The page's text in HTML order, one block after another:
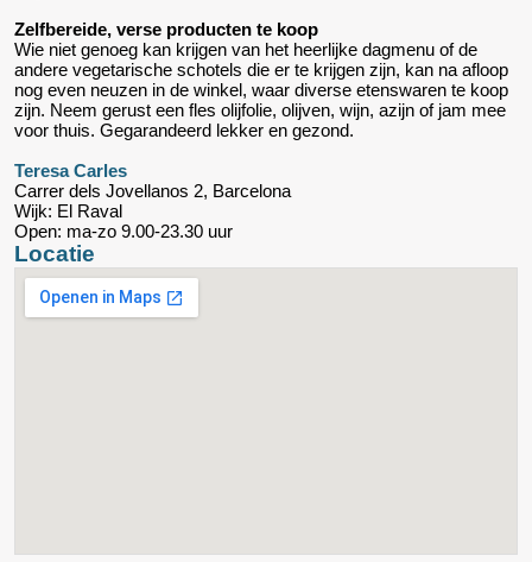
Zelfbereide, verse producten te koop
Wie niet genoeg kan krijgen van het heerlijke dagmenu of de
andere vegetarische schotels die er te krijgen zijn, kan na afloop
nog even neuzen in de winkel, waar diverse etenswaren te koop
zijn. Neem gerust een fles olijfolie, olijven, wijn, azijn of jam mee
voor thuis. Gegarandeerd lekker en gezond.
Teresa Carles
Carrer dels Jovellanos 2, Barcelona
Wijk: El Raval
Open: ma-zo 9.00-23.30 uur
Locatie